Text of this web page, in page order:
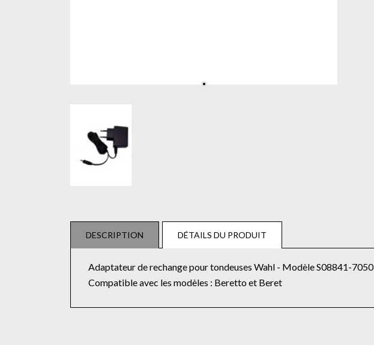
DESCRIPTION DÉTAILS DU PRODUIT
Adaptateur de rechange pour tondeuses Wahl - Modèle S08841-7050
Compatible avec les modèles : Beretto et Beret